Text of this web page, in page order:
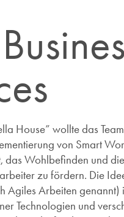
House” wollte das
von Smart
das Wohlbefinden und die
zu fördern. Die
Agiles Arbeiten genannt)
Technologien und